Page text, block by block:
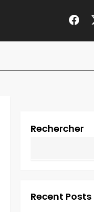
Rechercher
Recent Posts